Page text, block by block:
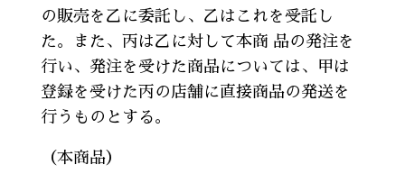
の販売を乙に委託し、乙はこれを受託し
た。また、丙は乙に対して本商 品の発注を
行い、発注を受けた商品については、甲は
登録を受けた丙の店舗に直接商品の発送を
行うものとする。
（本商品）